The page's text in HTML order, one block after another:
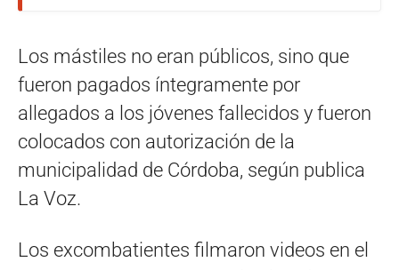
Los mástiles no eran públicos, sino que
fueron pagados íntegramente por
allegados a los jóvenes fallecidos y fueron
colocados con autorización de la
municipalidad de Córdoba, según publica
La Voz.
Los excombatientes filmaron videos en el